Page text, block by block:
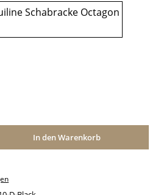
Gib den gewünschten
In den Warenkorb